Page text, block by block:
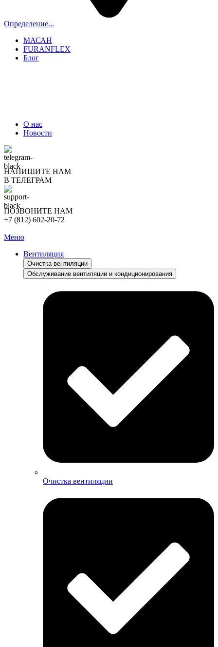
Определение...
МАСАН
FURANFLEX
Блог
О нас
Новости
НАПИШИТЕ НАМ
В ТЕЛЕГРАМ
ПОЗВОНИТЕ НАМ
+7 (812) 602-20-72
Меню
Вентиляция
Очистка вентиляции
Обслуживание вентиляции и кондиционирования
Очистка вентиляции